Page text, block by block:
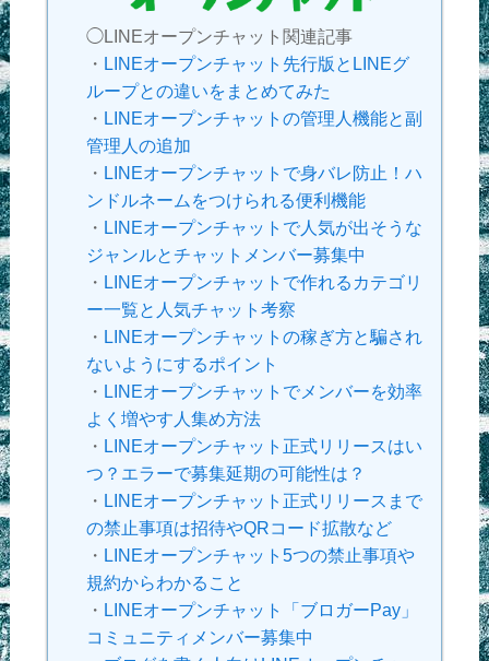
◯LINEオープンチャット関連記事
・ LINEオープンチャット先行版とLINEグ
ループとの違いをまとめてみた
・ LINEオープンチャットの管理人機能と副
管理人の追加
・ LINEオープンチャットで身バレ防止！ハ
ンドルネームをつけられる便利機能
・ LINEオープンチャットで人気が出そうな
ジャンルとチャットメンバー募集中
・ LINEオープンチャットで作れるカテゴリ
ー一覧と人気チャット考察
・ LINEオープンチャットの稼ぎ方と騙され
ないようにするポイント
・ LINEオープンチャットでメンバーを効率
よく増やす人集め方法
・ LINEオープンチャット正式リリースはい
つ？エラーで募集延期の可能性は？
・ LINEオープンチャット正式リリースまで
の禁止事項は招待やQRコード拡散など
・ LINEオープンチャット5つの禁止事項や
規約からわかること
・ LINEオープンチャット「ブロガーPay」
コミュニティメンバー募集中